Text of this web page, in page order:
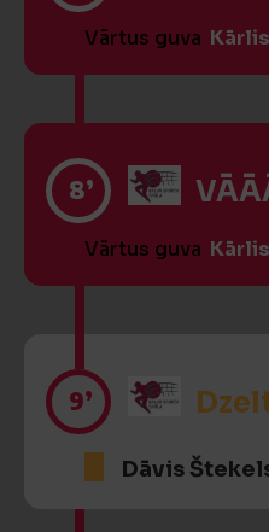
Vārtus guva
8’
Vārtus guva
9’
Dāvis